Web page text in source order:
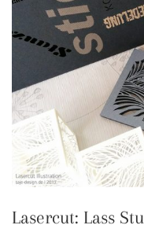
Lasercut: Lass